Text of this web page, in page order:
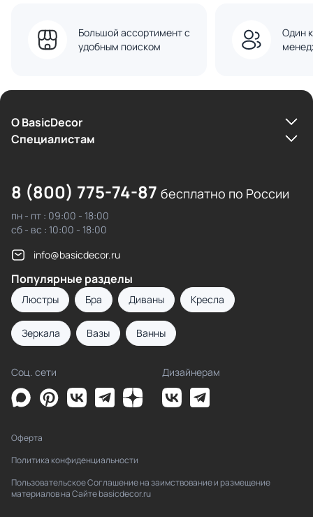
Большой ассортимент с
удобным поиском
Один
О BasicDecor
Cпециалистам
8 (800) 775-74-87 бесплатно по России
пн - пт : 09:00 - 18:00
сб - вс : 10:00 - 18:00
info@basicdecor.ru
Популярные разделы
Люстры Бра Диваны Кресла
Зеркала Вазы Ванны
Соц. сети Дизайнерам
Оферта
Политика конфиденциальности
Пользовательское Соглашение на заимствование и размещение
материалов на Сайте basicdecor.ru